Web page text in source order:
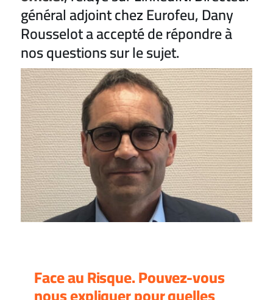
général adjoint chez Eurofeu, Dany
Rousselot a accepté de répondre à
nos questions sur le sujet.
Face au Risque. Pouvez-vous